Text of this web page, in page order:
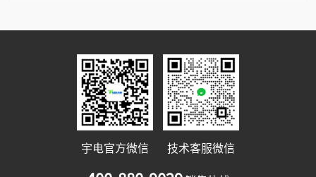
宇电官方微信 技术客服微信